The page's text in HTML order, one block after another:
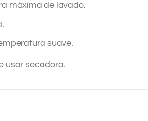
máxima de lavado.
suave.
usar secadora.